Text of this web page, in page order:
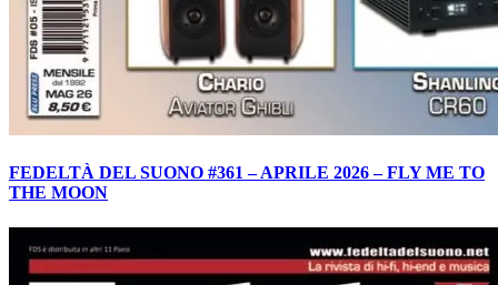
FEDELTÀ DEL SUONO #361 – APRILE 2026 – FLY ME TO
THE MOON